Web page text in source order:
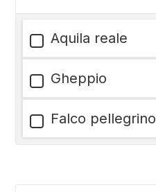
Aquila reale
Gheppio
Falco pellegrino